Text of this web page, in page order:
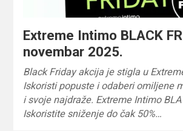
Extreme Intimo BLACK
novembar 2025.
Black Friday akcija je stigla u
Iskoristi popuste i odaberi omiljene
i svoje najdraže. Extreme Intimo
Iskoristite sniženje do čak 50%…